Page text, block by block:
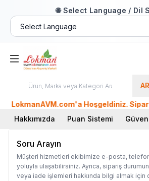
🌐 Select Language / Dil
LokmanAVM.com'a Hoşgeldiniz.
Hakkımızda
Puan Sistemi
Soru Arayın
Müşteri hizmetleri ekibimize e-posta,
yoluyla ulaşabilirsiniz. Ayrıca, sipariş
veya iade işlemleri hakkında bilgi almak için